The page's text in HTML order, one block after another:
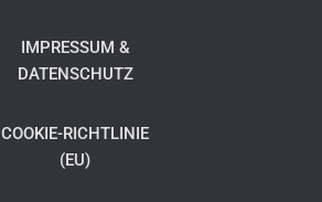
IMPRESSUM &
DATENSCHUTZ
COOKIE-RICHTLINIE
(EU)